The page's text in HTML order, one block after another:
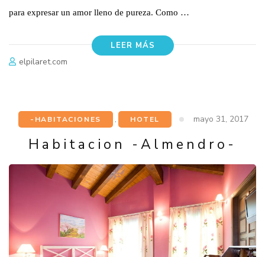
para expresar un amor lleno de pureza. Como …
LEER MÁS
elpilaret.com
-HABITACIONES , HOTEL mayo 31, 2017
Habitacion -Almendro-